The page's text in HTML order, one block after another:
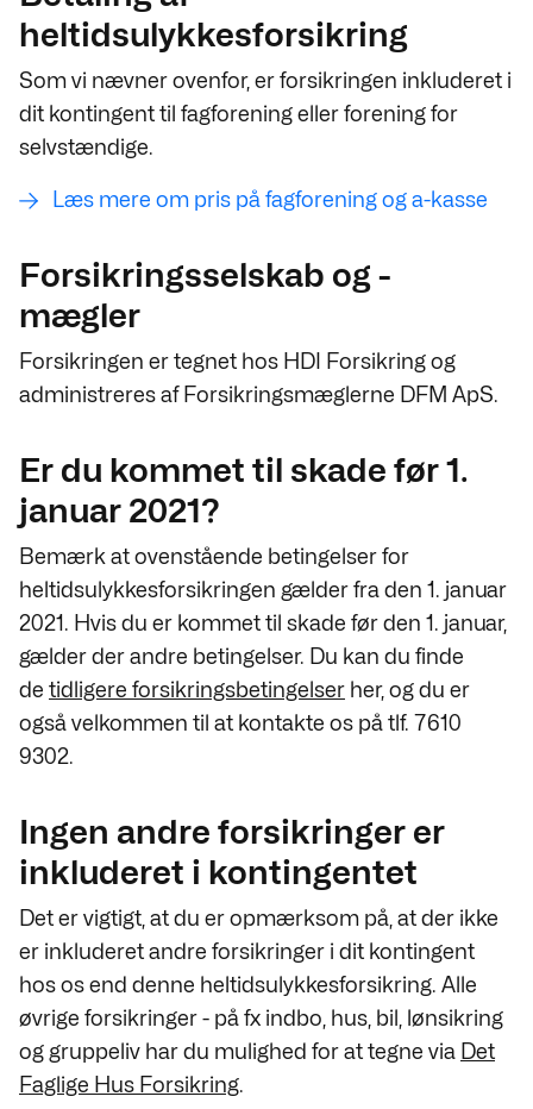
heltidsulykkesforsikring
Som vi nævner ovenfor, er forsikringen inkluderet i
dit kontingent til fagforening eller forening for
selvstændige.
Læs mere om pris på fagforening og a-kasse
Forsikringsselskab og -
mægler
Forsikringen er tegnet hos HDI Forsikring og
administreres af Forsikringsmæglerne DFM ApS.
Er du kommet til skade før 1.
januar 2021?
Bemærk at ovenstående betingelser for
heltidsulykkesforsikringen gælder fra den 1. januar
2021. Hvis du er kommet til skade før den 1. januar,
gælder der andre betingelser. Du kan du finde
de tidligere forsikringsbetingelser her, og du er
også velkommen til at kontakte os på tlf. 7610
9302.
Ingen andre forsikringer er
inkluderet i kontingentet
Det er vigtigt, at du er opmærksom på, at der ikke
er inkluderet andre forsikringer i dit kontingent
hos os end denne heltidsulykkesforsikring. Alle
øvrige forsikringer - på fx indbo, hus, bil, lønsikring
og gruppeliv har du mulighed for at tegne via Det
Faglige Hus Forsikring.